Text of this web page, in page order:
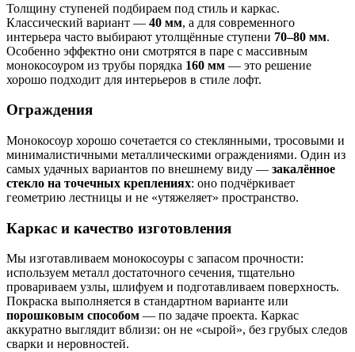
Толщину ступеней подбираем под стиль и каркас.
Классический вариант — 40 мм, а для современного
интерьера часто выбирают утолщённые ступени 70–80 мм.
Особенно эффектно они смотрятся в паре с массивным
монокосоуром из трубы порядка 160 мм — это решение
хорошо подходит для интерьеров в стиле лофт.
Ограждения
Монокосоур хорошо сочетается со стеклянными, тросовыми и
минималистичными металлическими ограждениями. Один из
самых удачных вариантов по внешнему виду — закалённое
стекло на точечных креплениях: оно подчёркивает
геометрию лестницы и не «утяжеляет» пространство.
Каркас и качество изготовления
Мы изготавливаем монокосоуры с запасом прочности:
используем металл достаточного сечения, тщательно
провариваем узлы, шлифуем и подготавливаем поверхность.
Покраска выполняется в стандартном варианте или
порошковым способом — по задаче проекта. Каркас
аккуратно выглядит вблизи: он не «сырой», без грубых следов
сварки и неровностей.